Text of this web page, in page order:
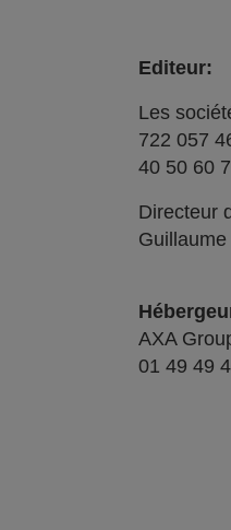
Editeur:
Les
722 057
40 50 60
Directeur
AXA
01 49 49